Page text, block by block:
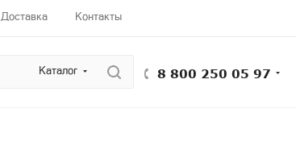
Доставка Контакты
Каталог 8 800 250 05 97